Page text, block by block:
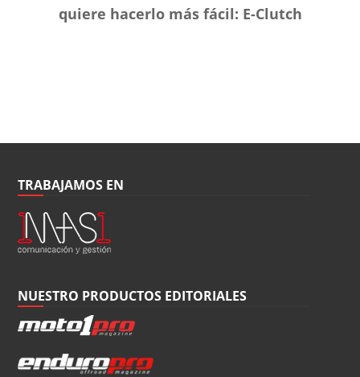
quiere hacerlo más fácil: E-Clutch
TRABAJAMOS EN
NUESTRO PRODUCTOS EDITORIALES